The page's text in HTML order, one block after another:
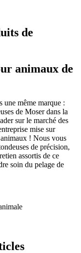
de
animaux de
une même marque :
de Moser dans la
sur le marché des
mise sur
! Nous vous
de précision,
assortis de ce
soin du pelage de